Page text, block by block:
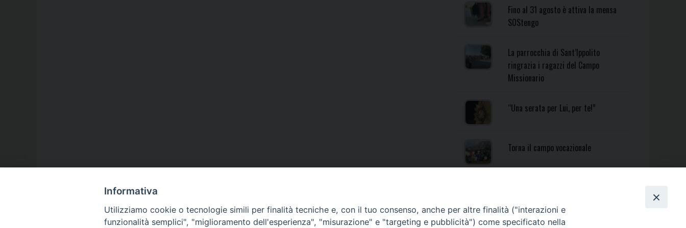
Fino al 31 agosto è attiva la mensa
SOStengo
La parrocchia di Sant’Ippolito
ringrazia i ragazzi del Campo
Missionario
“Una serata per Lui, per te!”
Torna il campo vocazionale
Informativa
Utilizziamo cookie o tecnologie simili per finalità tecniche e, con il tuo consenso, anche per altre finalità ("interazioni e
funzionalità semplici", "miglioramento dell'esperienza", "misurazione" e "targeting e pubblicità") come specificato nella